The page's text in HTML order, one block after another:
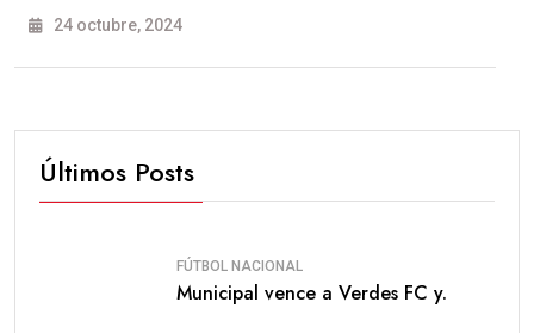
24 octubre, 2024
Últimos Posts
FÚTBOL NACIONAL
Municipal vence a Verdes FC y.